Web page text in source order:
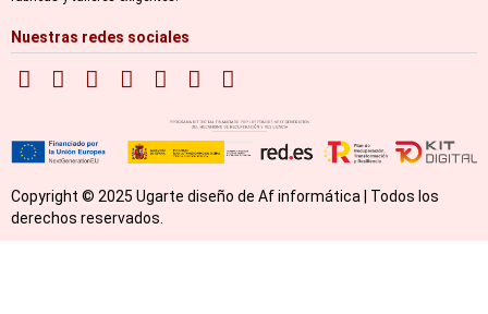
Nuestras redes sociales
Copyright © 2025 Ugarte diseño de Af informática | Todos los
derechos reservados.